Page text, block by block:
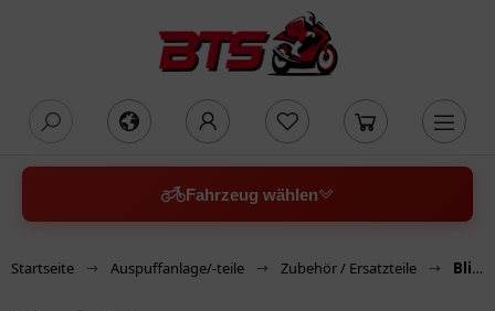
Fahrzeug wählen
Startseite Auspuffanlage/-teile Zubehör / Ersatzteile Blindnieten